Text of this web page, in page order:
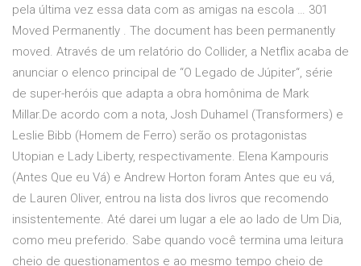
pela última vez essa data com as amigas na escola … 301
Moved Permanently . The document has been permanently
moved. Através de um relatório do Collider, a Netflix acaba de
anunciar o elenco principal de “O Legado de Júpiter“, série
de super-heróis que adapta a obra homônima de Mark
Millar.De acordo com a nota, Josh Duhamel (Transformers) e
Leslie Bibb (Homem de Ferro) serão os protagonistas
Utopian e Lady Liberty, respectivamente. Elena Kampouris
(Antes Que eu Vá) e Andrew Horton foram Antes que eu vá,
de Lauren Oliver, entrou na lista dos livros que recomendo
insistentemente. Até darei um lugar a ele ao lado de Um Dia,
como meu preferido. Sabe quando você termina uma leitura
cheio de questionamentos e ao mesmo tempo cheio de